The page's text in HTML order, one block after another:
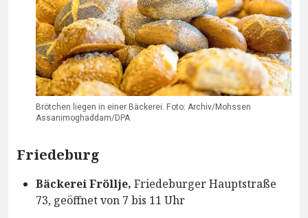
Brötchen liegen in einer Bäckerei. Foto: Archiv/Mohssen
Assanimoghaddam/DPA
Friedeburg
Bäckerei Fröllje, Friedeburger Hauptstraße
73, geöffnet von 7 bis 11 Uhr